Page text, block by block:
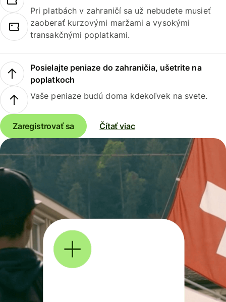
Pri platbách v zahraničí sa už nebudete musieť
zaoberať kurzovými maržami a vysokými
transakčnými poplatkami.
Posielajte peniaze do zahraničia, ušetrite na
poplatkoch
Vaše peniaze budú doma kdekoľvek na svete.
Zaregistrovať sa Čítať viac